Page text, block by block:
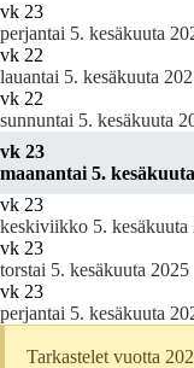
vk 23
perjantai 5. kesäkuuta
vk 22
lauantai 5. kesäkuuta
vk 22
sunnuntai 5. kesäkuuta
vk 23
maanantai 5.
vk 23
keskiviikko 5. kesäkuuta
vk 23
torstai 5. kesäkuuta 2025
vk 23
perjantai 5. kesäkuuta
Tarkastelet vuotta